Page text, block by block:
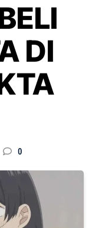
DI
0